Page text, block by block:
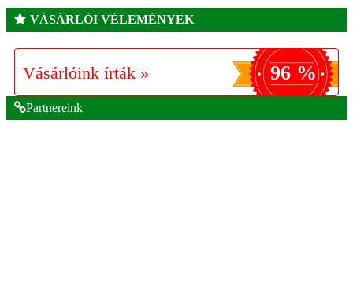
VÁSÁRLÓI VÉLEMÉNYEK
Vásárlóink írták » 96 %
Partnereink